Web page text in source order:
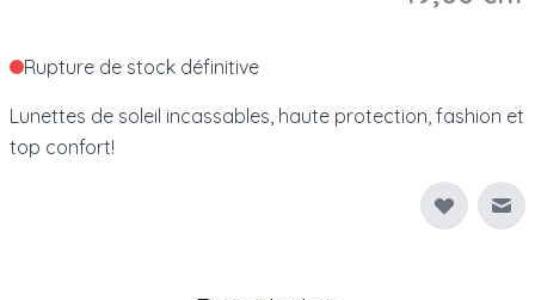
Rupture de stock définitive
Lunettes de soleil incassables, haute protection, fashion et
top confort!